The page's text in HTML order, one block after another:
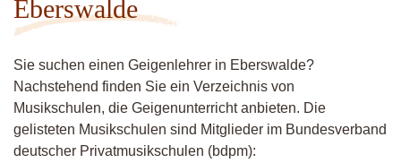
Eberswalde
Sie suchen einen Geigenlehrer in Eberswalde?
Nachstehend finden Sie ein Verzeichnis von
Musikschulen, die Geigenunterricht anbieten. Die
gelisteten Musikschulen sind Mitglieder im Bundesverband
deutscher Privatmusikschulen (bdpm):